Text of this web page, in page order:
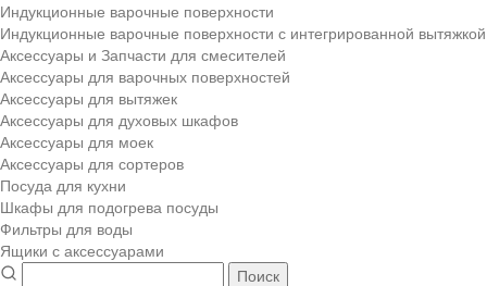
Индукционные варочные поверхности
Индукционные варочные поверхности с интегрированной вытяжкой
Аксессуары и Запчасти для смесителей
Аксессуары для варочных поверхностей
Аксессуары для вытяжек
Аксессуары для духовых шкафов
Аксессуары для моек
Аксессуары для сортеров
Посуда для кухни
Шкафы для подогрева посуды
Фильтры для воды
Ящики с аксессуарами
Поиск